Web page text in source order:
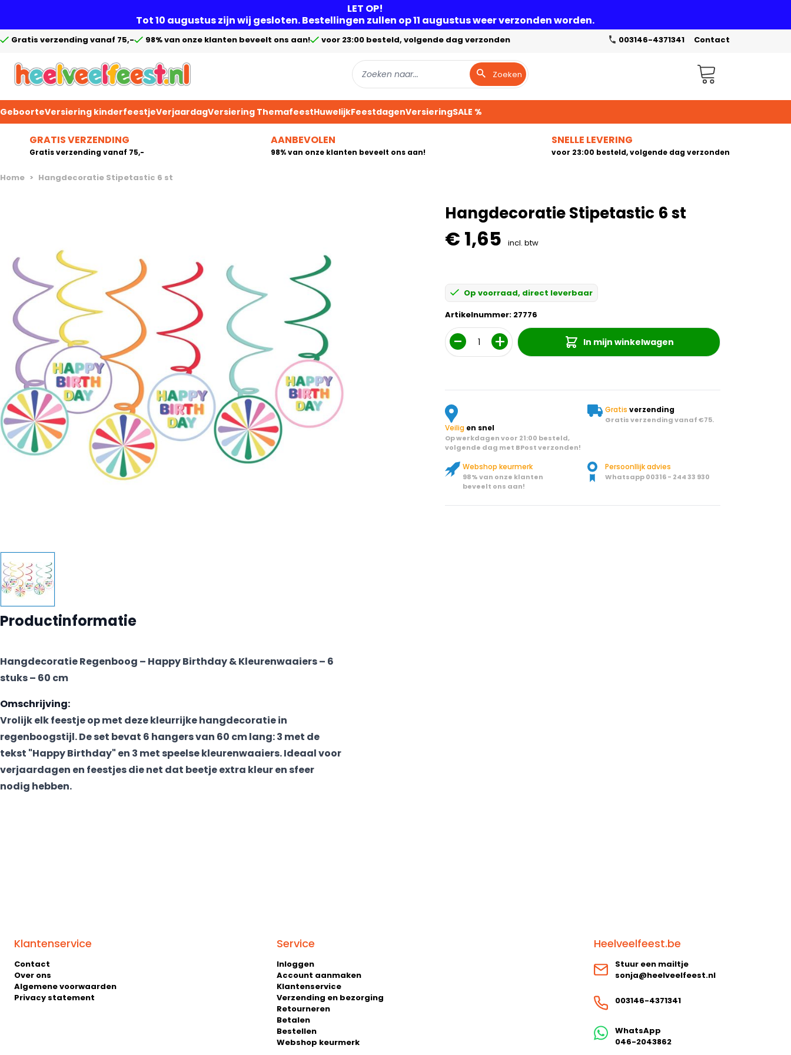
LET OP!
Tot 10 augustus zijn wij gesloten. Bestellingen zullen op 11 augustus weer verzonden worden.
Gratis verzending vanaf 75,- 98% van onze klanten beveelt ons aan! voor 23:00 besteld, volgende dag verzonden 003146-4371341 Contact
Zoeken Winkelwagen
GeboorteVersiering kinderfeestjeVerjaardagVersiering ThemafeestHuwelijkFeestdagenVersieringSALE %
GRATIS VERZENDING
Gratis verzending vanaf 75,-
AANBEVOLEN
98% van onze klanten beveelt ons aan!
SNELLE LEVERING
voor 23:00 besteld, volgende dag verzonden
Home > Hangdecoratie Stipetastic 6 st
Hangdecoratie Stipetastic 6 st
€ 1,65 incl. btw
Op voorraad, direct leverbaar
Artikelnummer: 27776
Aantal
In mijn winkelwagen
Veilig en snel
Op werkdagen voor 21:00 besteld,
volgende dag met BPost verzonden!
Gratis verzending
Gratis verzending vanaf €75.
Webshop keurmerk
98% van onze klanten
beveelt ons aan!
Persoonllijk advies
Whatsapp 00316 - 244 33 930
Productinformatie
Hangdecoratie Regenboog – Happy Birthday & Kleurenwaaiers – 6
stuks – 60 cm
Omschrijving:
Vrolijk elk feestje op met deze kleurrijke hangdecoratie in
regenboogstijl. De set bevat 6 hangers van 60 cm lang: 3 met de
tekst "Happy Birthday" en 3 met speelse kleurenwaaiers. Ideaal voor
verjaardagen en feestjes die net dat beetje extra kleur en sfeer
nodig hebben.
Klantenservice
Contact
Over ons
Algemene voorwaarden
Privacy statement
Service
Inloggen
Account aanmaken
Klantenservice
Verzending en bezorging
Retourneren
Betalen
Bestellen
Webshop keurmerk
Heelveelfeest.be
Stuur een mailtje
sonja@heelveelfeest.nl
003146-4371341
WhatsApp
046-2043862